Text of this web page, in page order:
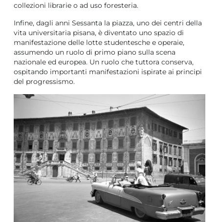
collezioni librarie o ad uso foresteria.
Infine, dagli anni Sessanta la piazza, uno dei centri della
vita universitaria pisana, è diventato uno spazio di
manifestazione delle lotte studentesche e operaie,
assumendo un ruolo di primo piano sulla scena
nazionale ed europea. Un ruolo che tuttora conserva,
ospitando importanti manifestazioni ispirate ai principi
del progressismo.